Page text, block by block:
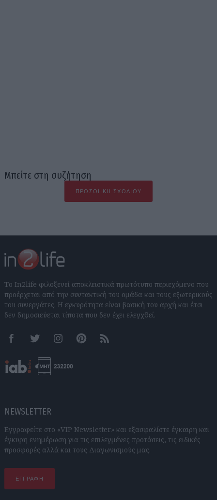
Μπείτε στη συζήτηση
ΠΡΟΣΘΉΚΗ ΣΧΟΛΊΟΥ
Το In2life φιλοξενεί αποκλειστικά πρωτότυπο περιεχόμενο που
προέρχεται από την συντακτική του ομάδα και τους εξωτερικούς
του συνεργάτες. Η εγκυρότητα είναι βασική του αρχή και έτσι
δεν δημοσιεύεται τίποτα που δεν έχει ελεγχθεί.
FacebookTwitter InstagramPinterestRSS feeds
NEWSLETTER
Εγγραφείτε στο «VIP Newsletter» και εξασφαλίστε έγκαιρη και
έγκυρη ενημέρωση για τις επιλεγμένες προτάσεις, τις ειδικές
προσφορές αλλά και τους Διαγωνισμούς μας.
ΕΓΓΡΑΦΗ